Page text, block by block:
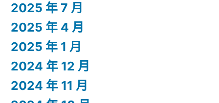
2025 年 7 月
2025 年 4 月
2025 年 1 月
2024 年 12 月
2024 年 11 月